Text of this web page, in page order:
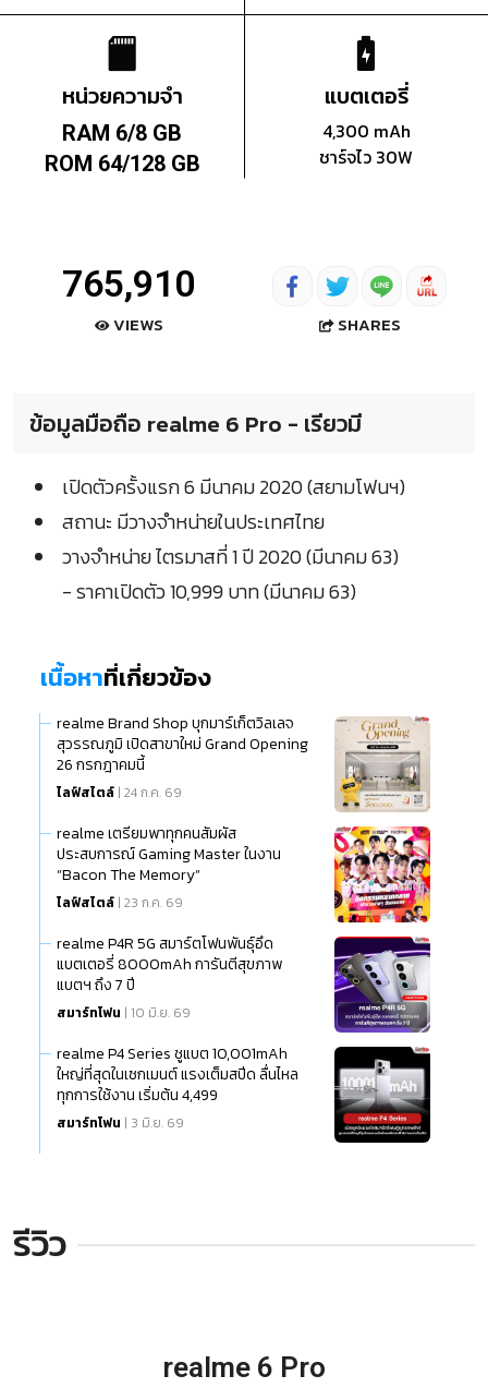
หน่วยความจำ
RAM 6/8 GB
ROM 64/128 GB
แบตเตอรี่
4,300 mAh
ชาร์จไว 30W
765,910
VIEWS SHARES
ข้อมูลมือถือ realme 6 Pro - เรียวมี
เปิดตัวครั้งแรก 6 มีนาคม 2020 (สยามโฟนฯ)
สถานะ มีวางจำหน่ายในประเทศไทย
วางจำหน่าย ไตรมาสที่ 1 ปี 2020 (มีนาคม 63)
- ราคาเปิดตัว 10,999 บาท (มีนาคม 63)
เนื้อหาที่เกี่ยวข้อง
realme Brand Shop บุกมาร์เก็ตวิลเลจ
สุวรรณภูมิ เปิดสาขาใหม่ Grand Opening
26 กรกฎาคมนี้
ไลฟ์สไตล์ | 24 ก.ค. 69
realme เตรียมพาทุกคนสัมผัส
ประสบการณ์ Gaming Master ในงาน
“Bacon The Memory”
ไลฟ์สไตล์ | 23 ก.ค. 69
realme P4R 5G สมาร์ตโฟนพันธุ์อึด
แบตเตอรี่ 8000mAh การันตีสุขภาพ
แบตฯ ถึง 7 ปี
สมาร์ทโฟน | 10 มิ.ย. 69
realme P4 Series ชูแบต 10,001mAh
ใหญ่ที่สุดในเซกเมนต์ แรงเต็มสปีด ลื่นไหล
ทุกการใช้งาน เริ่มต้น 4,499
สมาร์ทโฟน | 3 มิ.ย. 69
รีวิว
realme 6 Pro